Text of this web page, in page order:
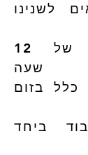
לשנינו
מדובר בתהליך של 12
שעה
כלל בזום
ביחד